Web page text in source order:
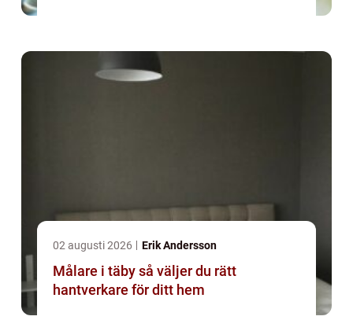
02 augusti 2026 Erik Andersson
Målare i täby så väljer du rätt
hantverkare för ditt hem